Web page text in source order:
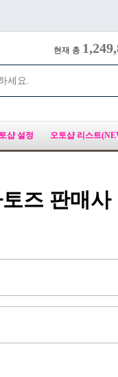
현재 총
샵 설정 오토샵 리스트
즈 판매사